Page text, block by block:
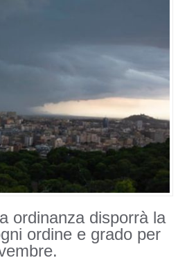
ordinanza disporrà la
ordine e grado per